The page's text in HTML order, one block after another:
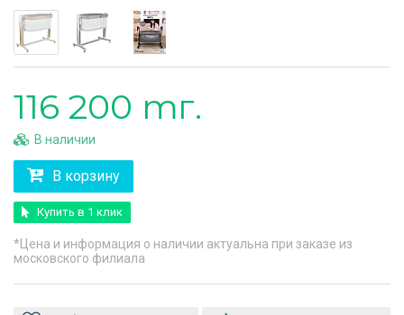
116 200 тг.
В наличии
В корзину
Купить в 1 клик
*Цена и информация о наличии актуальна при заказе из
московского филиала